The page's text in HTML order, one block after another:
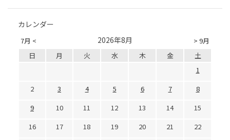
カレンダー
7月 < > 9月
2026年8月
日 月 火 水 木 金
土
1
2
3 4 5 6 7
8
9
10 11 12 13 14
15
16
17 18 19 20 21
22